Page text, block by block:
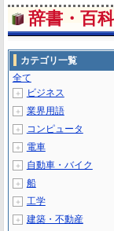
辞書・百
カテゴリ一覧
全て
＋ ビジネス
＋ 業界用語
＋ コンピュータ
＋ 電車
＋ 自動車・バイク
＋ 船
＋ 工学
＋ 建築・不動産